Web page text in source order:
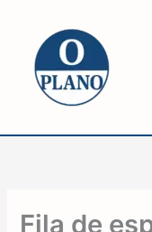
conteúdo
Fila de